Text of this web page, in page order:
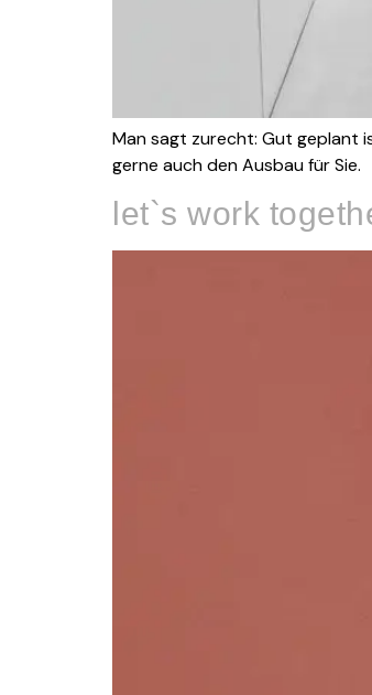
Man sagt zurecht: Gut geplant
gerne auch den Ausbau für Sie.
let`s work